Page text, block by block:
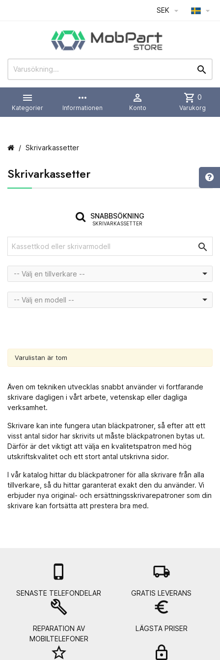
SEK  


Kategorier
more_horiz
Informationen

Konto
shopping_cart 0
Varukorg
Skrivarkassetter
Skrivarkassetter
SNABBSÖKNING
SKRIVARKASSETTER

-- Välj en tillverkare --
-- Välj en modell --
Varulistan är tom
Även om tekniken utvecklas snabbt använder vi fortfarande
skrivare dagligen i vårt arbete, vetenskap eller dagliga
verksamhet.
Skrivare kan inte fungera utan bläckpatroner, så efter att ett
visst antal sidor har skrivits ut måste bläckpatronen bytas ut.
Därför är det viktigt att välja en kvalitetspatron med hög
utskriftskvalitet och ett stort antal utskrivna sidor.
I vår katalog hittar du bläckpatroner för alla skrivare från alla
tillverkare, så du hittar garanterat exakt den du använder. Vi
erbjuder nya original- och ersättningsskrivarepatroner som din
skrivare kan fortsätta att prestera bra med.

SENASTE TELEFONDELAR
local_shipping
GRATIS LEVERANS
build
REPARATION AV
MOBILTELEFONER
euro_symbol
LÄGSTA PRISER
star_border